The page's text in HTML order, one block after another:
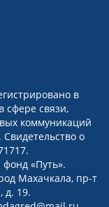
в
сфере связи,
коммуникаций
Свидетельство о
«Путь».
Махачкала, пр-т
д. 19.